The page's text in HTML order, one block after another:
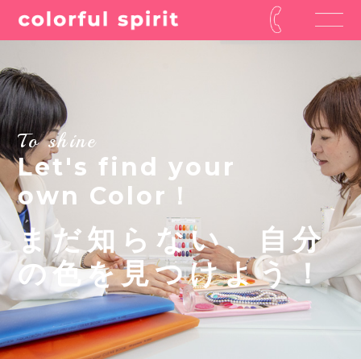
To shine
Let's find your
own Color！
まだ知らない、自分
の色を見つけよう！